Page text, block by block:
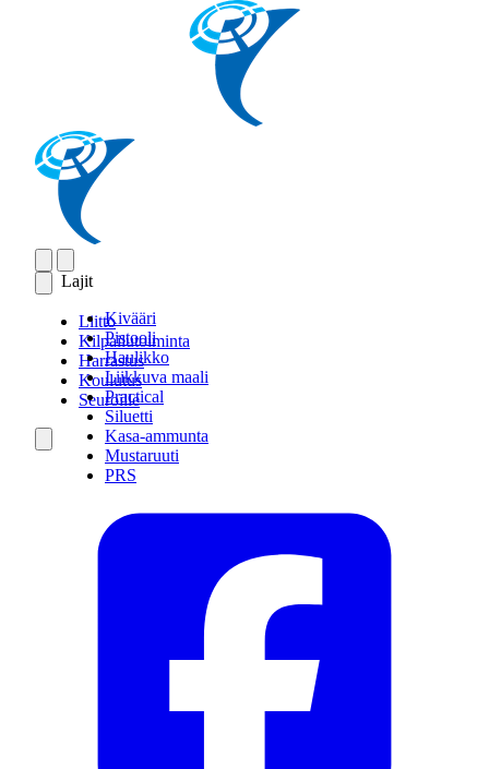
Lajit
Kivääri
Pistooli
Haulikko
Liikkuva maali
Practical
Siluetti
Kasa-ammunta
Mustaruuti
PRS
Liitto
Kilpailutoiminta
Harrastus
Koulutus
Seuroille